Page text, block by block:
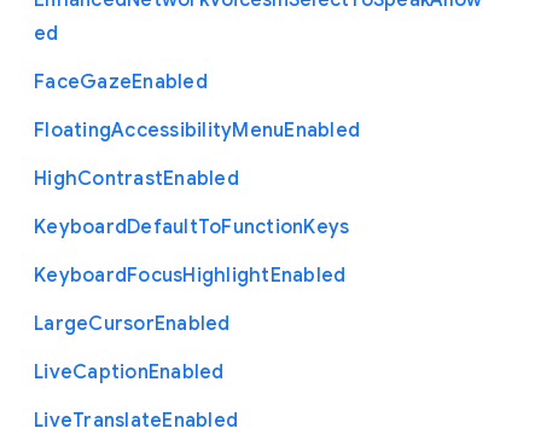
ed
FaceGazeEnabled
FloatingAccessibilityMenuEnabled
HighContrastEnabled
KeyboardDefaultToFunctionKeys
KeyboardFocusHighlightEnabled
LargeCursorEnabled
LiveCaptionEnabled
LiveTranslateEnabled